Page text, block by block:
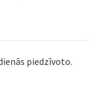
piedzīvoto.